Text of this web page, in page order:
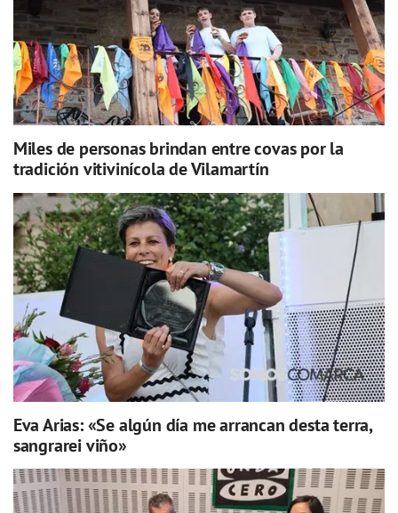
Miles de personas brindan entre covas por la
tradición vitivinícola de Vilamartín
Eva Arias: «Se algún día me arrancan desta terra,
sangrarei viño»